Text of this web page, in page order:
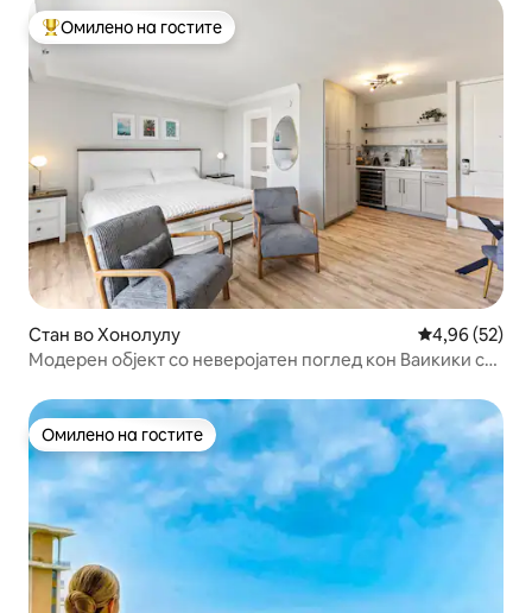
Меѓу најуспешните „Омилени на гостите“
Омилено на гостите
Стан во Хонолулу Просечна
4,96 (52)
Модерен објект со неверојатен поглед кон Ваикики со
Омилено на гостите
Омилено на гостите